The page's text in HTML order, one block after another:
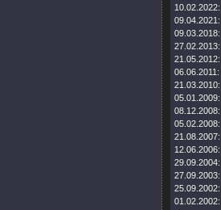
10.02.2022:
09.04.2021:
09.03.2018:
27.02.2013:
21.05.2012:
06.06.2011:
21.03.2010:
05.01.2009:
08.12.2008:
05.02.2008:
21.08.2007:
12.06.2006:
29.09.2004:
27.09.2003:
25.09.2002:
01.02.2002: